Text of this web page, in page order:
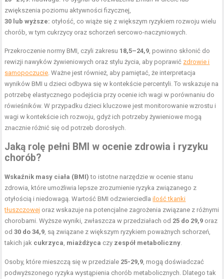
zwiększenia poziomu aktywności fizycznej,
30 lub wyższe: otyłość, co wiąże się z większym ryzykiem rozwoju wielu
chorób, w tym cukrzycy oraz schorzeń sercowo-naczyniowych.
Przekroczenie normy BMI, czyli zakresu 18,5–24,9, powinno skłonić do
rewizji nawyków żywieniowych oraz stylu życia, aby poprawić zdrowie i
samopoczucie. Ważne jest również, aby pamiętać, że interpretacja
wyników BMI u dzieci odbywa się w kontekście percentyli. To wskazuje na
potrzebę elastycznego podejścia przy ocenie ich wagi w porównaniu do
rówieśników. W przypadku dzieci kluczowe jest monitorowanie wzrostu i
wagi w kontekście ich rozwoju, gdyż ich potrzeby żywieniowe mogą
znacznie różnić się od potrzeb dorosłych.
Jaką rolę pełni BMI w ocenie zdrowia i ryzyku
chorób?
Wskaźnik masy ciała (BMI) to istotne narzędzie w ocenie stanu
zdrowia, które umożliwia lepsze zrozumienie ryzyka związanego z
otyłością i niedowagą. Wartość BMI odzwierciedlailość tkanki
tłuszczowej oraz wskazuje na potencjalne zagrożenia związane z różnymi
chorobami. Wyższe wyniki, zwłaszcza w przedziałach od 25 do 29,9 oraz
od30 do 34,9, są związane z większym ryzykiem poważnych schorzeń,
takich jak cukrzyca, miażdżyca czy zespół metaboliczny.
Osoby, które mieszczą się w przedziale 25-29,9, mogą doświadczać
podwyższonego ryzyka wystąpienia chorób metabolicznych. Dlatego tak